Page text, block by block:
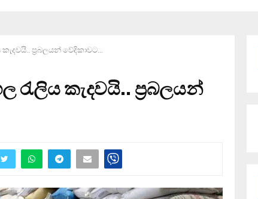
ප‍්‍රබලයන් වේදිකාවට…
රැලිය කැදවයි.. ප‍්‍රබලයන්